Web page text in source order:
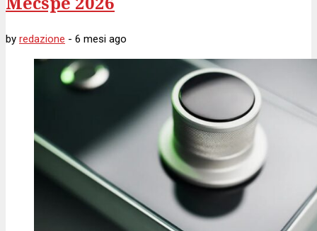
by redazione - 6 mesi ago